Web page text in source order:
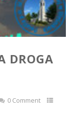
DROGA
0 Comment